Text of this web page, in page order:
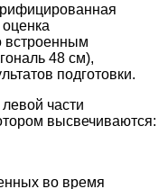
встроенным
48 см),
подготовки.
части
высвечиваются:
во время